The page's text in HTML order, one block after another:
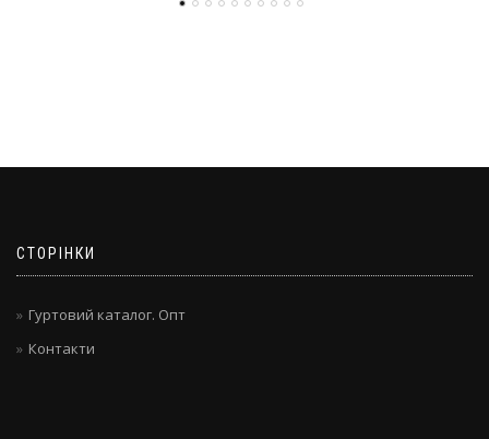
СТОРІНКИ
Гуртовий каталог. Опт
Контакти